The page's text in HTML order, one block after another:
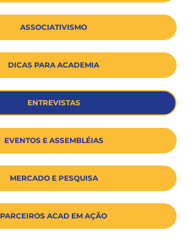
ASSOCIATIVISMO
DICAS PARA ACADEMIA
ENTREVISTAS
EVENTOS E ASSEMBLÉIAS
MERCADO E PESQUISA
PARCEIROS ACAD EM AÇÃO